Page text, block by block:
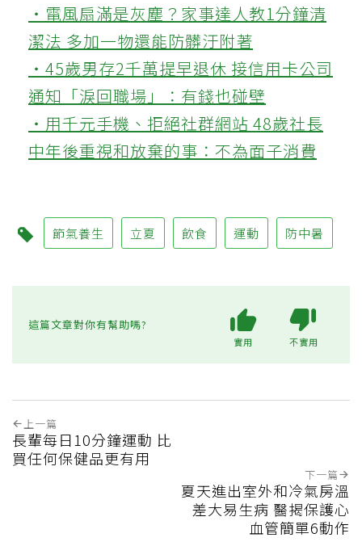
‧電風扇滿是灰塵？家事達人教1分鐘清
潔法 多加一物還能防髒汙附著
‧45歲男存2千萬提早退休 接信用卡公司
通知「淚回職場」：有錢也碰壁
‧用千元手機、拒絕社群網站 48歲社長
中年後重視和放棄的事：不為面子消費
節氣養生 立夏 飲食 運動 防中暑
這篇文章對你有幫助嗎?
實用 不實用
上一篇
長輩每日10分鐘運動 比
買任何保健品更有用
下一篇
夏天進出室外和冷氣房溫
差大易生病 醫揭保護心
血管簡單6動作